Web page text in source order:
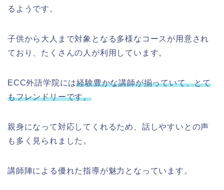
るようです。
子供から大人まで対象となる多様なコースが用意され
ており、たくさんの人が利用しています。
ECC外語学院には経験豊かな講師が揃っていて、とて
もフレンドリーです。
親身になって対応してくれるため、話しやすいとの声
も多く見られました。
講師陣による優れた指導が魅力となっています。